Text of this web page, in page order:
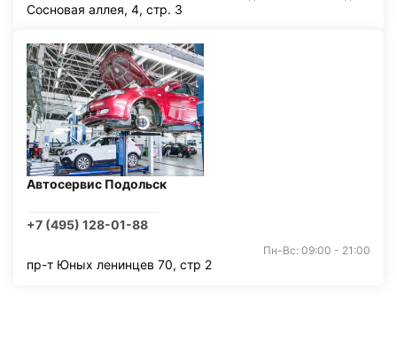
Сосновая аллея, 4, стр. 3
Автосервис Подольск
+7 (495) 128-01-88
Пн-Вс: 09:00 - 21:00
пр-т Юных ленинцев 70, стр 2